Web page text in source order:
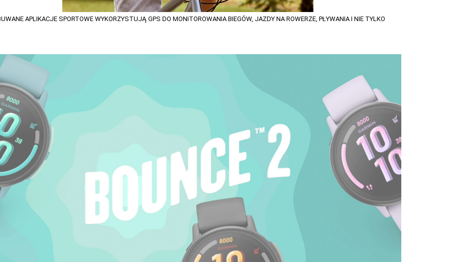
APLIKACJE SPORTOWE WYKORZYSTUJĄ GPS DO MONITOROWANIA BIEGÓW, JAZDY NA ROWERZE, PŁYWANIA I NIE TYLKO